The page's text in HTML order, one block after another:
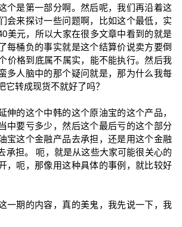
个是第一部分啊。然后呢，我们再沿着这
会来探讨一些问题啊，比如这个最低，实
美元，所以大家在很多文章中看到的就是
每桶负的事实就是这个结算价说卖方要倒
价格到底属不属实，能不能执行。然后我
多人脑中的那个疑问就是，那为什么我每
它转成现货不就好了吗？
伸的这个中韩的这个原油宝的这个产品，
中要亏多少，然后这个最后亏的这个部分
宝这个金融产品去承担，还是用这个金融
承担。 呃，就是从这些大家可能很关心的
，呃，那像用这种具体的事例，就比较好
一期的内容，真的美鬼，我先说一下，我